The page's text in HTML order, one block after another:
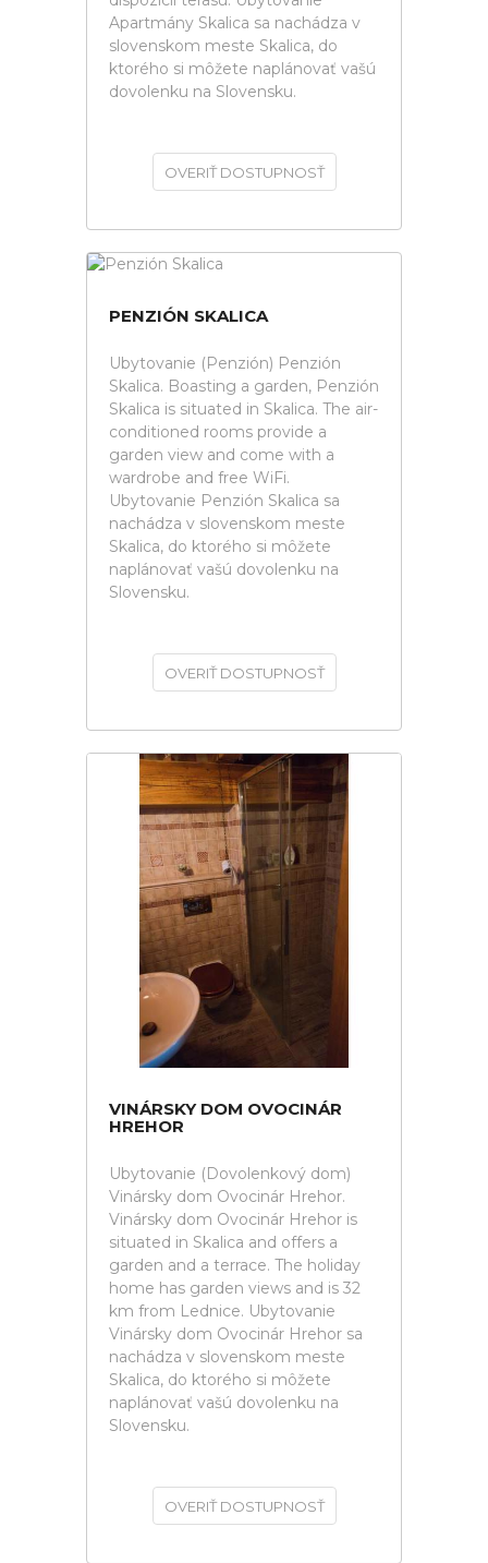
Apartmány Skalica sa nachádza v
slovenskom meste Skalica, do
ktorého si môžete naplánovať vašú
dovolenku na Slovensku.
OVERIŤ DOSTUPNOSŤ
PENZIÓN SKALICA
Ubytovanie (Penzión) Penzión
Skalica. Boasting a garden, Penzión
Skalica is situated in Skalica. The air-
conditioned rooms provide a
garden view and come with a
wardrobe and free WiFi.
Ubytovanie Penzión Skalica sa
nachádza v slovenskom meste
Skalica, do ktorého si môžete
naplánovať vašú dovolenku na
Slovensku.
OVERIŤ DOSTUPNOSŤ
VINÁRSKY DOM OVOCINÁR
HREHOR
Ubytovanie (Dovolenkový dom)
Vinársky dom Ovocinár Hrehor.
Vinársky dom Ovocinár Hrehor is
situated in Skalica and offers a
garden and a terrace. The holiday
home has garden views and is 32
km from Lednice. Ubytovanie
Vinársky dom Ovocinár Hrehor sa
nachádza v slovenskom meste
Skalica, do ktorého si môžete
naplánovať vašú dovolenku na
Slovensku.
OVERIŤ DOSTUPNOSŤ